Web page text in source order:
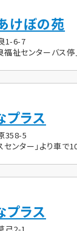
けぼの苑
1-6-7
福祉センターバス停
プラス
358-5
ンター」より車で
プラス